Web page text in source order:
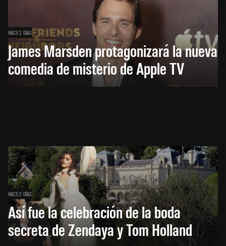
HACE 2 DÍAS
James Marsden protagonizará la nueva
comedia de misterio de Apple TV
HACE 2 DÍAS
Así fue la celebración de la boda
secreta de Zendaya y Tom Holland